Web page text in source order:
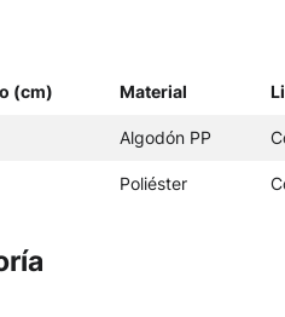
(cm) Material
Algodón PP
Poliéster